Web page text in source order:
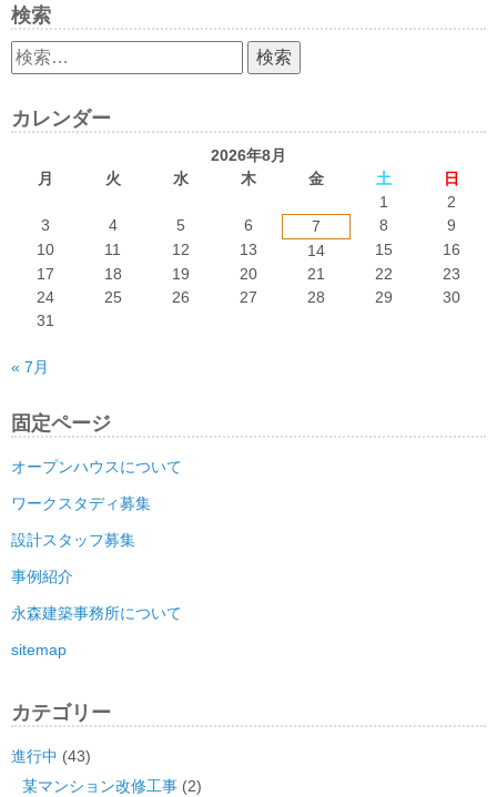
検索
検
索:
カレンダー
2026年8月
月
火 水 木 金 土
日
1
2
3
4 5 6 7 8
9
10
11 12 13 14 15
16
17
18 19 20 21 22
23
24
25 26 27 28 29
30
31
« 7月
固定ページ
オープンハウスについて
ワークスタディ募集
設計スタッフ募集
事例紹介
永森建築事務所について
sitemap
カテゴリー
進行中 (43)
某マンション改修工事 (2)